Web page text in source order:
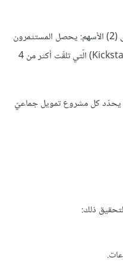
يأتي التمويل الجماعي في ثلاثة أشكال رئيسيّة: (1) قائم على المكافأة: وفيه يتلقّى الداعمون نسخة مبكّرة من المنتج أو مكافأة أخرى (2) الأسهم: يحصل المستثمرون
من خلالها على حصّة من الشركة (3) الديون: ما يسمح للداعم بربح فائدة من الدَين. أكبر منصّة للتمويل الجماعيّ في العالم هي (Kickstarter) الّتي تلقّت أكثر من 4
عادةً ما يحدّد كل مشروع تمويل جماعيّ
ذلك: